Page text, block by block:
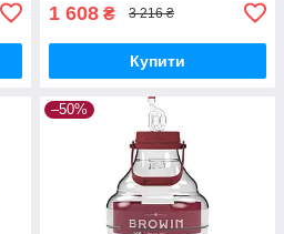
1 608 ₴ 3 216 ₴
Купити
–50%